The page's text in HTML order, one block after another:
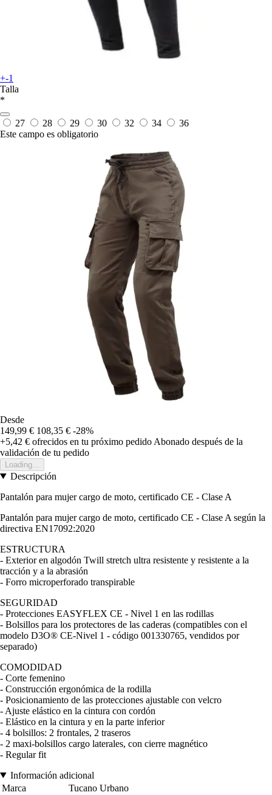
+-1
Talla
*
27 28 29 30 32 34
36
Este campo es obligatorio
Desde
149,99 € 108,35 € -28%
+5,42 € ofrecidos en tu próximo pedido Abonado después de la
validación de tu pedido
Loading...
Descripción
Pantalón para mujer cargo de moto, certificado CE - Clase A
Pantalón para mujer cargo de moto, certificado CE - Clase A según la
directiva EN17092:2020
ESTRUCTURA
- Exterior en algodón Twill stretch ultra resistente y resistente a la
tracción y a la abrasión
- Forro microperforado transpirable
SEGURIDAD
- Protecciones EASYFLEX CE - Nivel 1 en las rodillas
- Bolsillos para los protectores de las caderas (compatibles con el
modelo D3O® CE-Nivel 1 - código 001330765, vendidos por
separado)
COMODIDAD
- Corte femenino
- Construcción ergonómica de la rodilla
- Posicionamiento de las protecciones ajustable con velcro
- Ajuste elástico en la cintura con cordón
- Elástico en la cintura y en la parte inferior
- 4 bolsillos: 2 frontales, 2 traseros
- 2 maxi-bolsillos cargo laterales, con cierre magnético
- Regular fit
Información adicional
Marca
Tucano Urbano